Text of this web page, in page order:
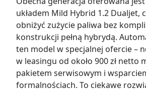
układem Mild Hybrid 1.2 Dualjet,
obniżyć zużycie paliwa bez
konstrukcji pełną hybrydą.
ten model w specjalnej ofercie –
w leasingu od około 900 zł netto
pakietem serwisowym i
formalnościach. To ciekawe